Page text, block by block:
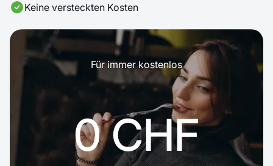
Keine versteckten Kosten
Für immer kostenlos
0 CHF